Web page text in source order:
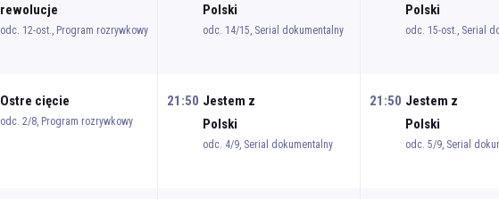
rewolucje
odc. 12-ost., Program rozrywkowy
Polski
odc. 14/15, Serial dokumentalny
Polski
odc. 15-ost., Serial
Ostre cięcie
odc. 2/8, Program rozrywkowy
21:50 Jestem z
Polski
odc. 4/9, Serial dokumentalny
21:50 Jestem z
Polski
odc. 5/9, Serial